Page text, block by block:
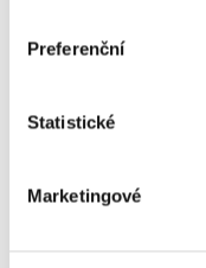
Preferenční
Statistické
Marketingové